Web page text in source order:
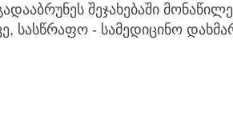
შეჯახებაში
სასწრაფო - სამედიცინო